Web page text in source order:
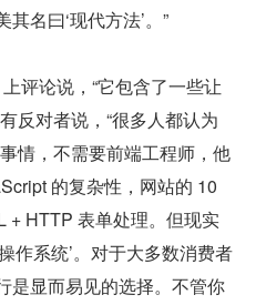
名曰‘现代方法’。”
评论说，“它包含了一些让
反对者说，“很多人都认为
情，不需要前端工程师，他
的复杂性，网站的 10
+ HTTP 表单处理。但现实
作系统’。对于大多数消费者
是显而易见的选择。不管你